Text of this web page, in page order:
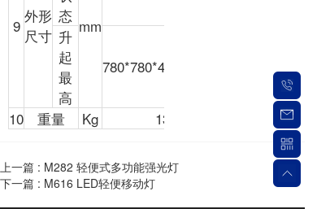
9
外形
尺寸
态
mm
升
起
最
高
780*780*4000（±20）
10 重量 Kg 13±1
上一篇 : M282 轻便式多功能强光灯
下一篇 : M616 LED轻便移动灯